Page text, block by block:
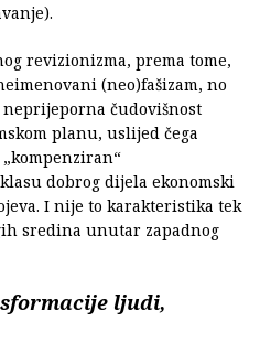
revizionizma, prema tome,
(neo)fašizam, no
čudovišnost
planu, uslijed čega
dobrog dijela ekonomski
I nije to karakteristika tek
sredina unutar zapadnog
ljudi,